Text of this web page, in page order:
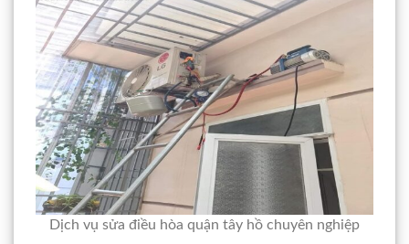
Dịch vụ sửa điều hòa quận tây hồ chuyên nghiệp